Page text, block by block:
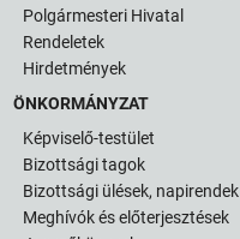
Polgármesteri Hivatal
Rendeletek
Hirdetmények
ÖNKORMÁNYZAT
Képviselő-testület
Bizottsági tagok
Bizottsági ülések, napirendek
Meghívók és előterjesztések